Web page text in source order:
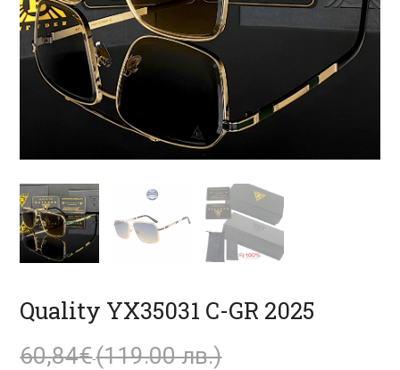
Quality YX35031 C-GR 2025
60,84€(119.00 лв.)